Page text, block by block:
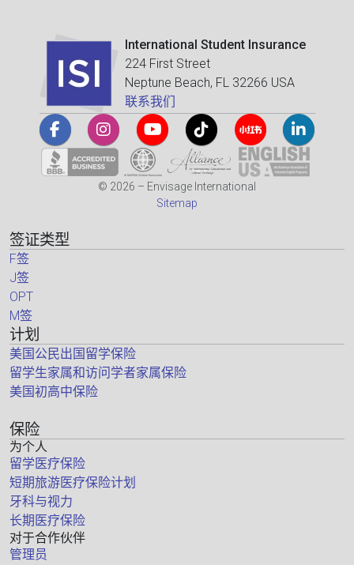
International Student Insurance
224 First Street
Neptune Beach, FL 32266 USA
联系我们
© 2026 – Envisage International
Sitemap
签证类型
F签
J签
OPT
M签
计划
美国公民出国留学保险
留学生家属和访问学者家属保险
美国初高中保险
保险
为个人
留学医疗保险
短期旅游医疗保险计划
牙科与视力
长期医疗保险
对于合作伙伴
管理员